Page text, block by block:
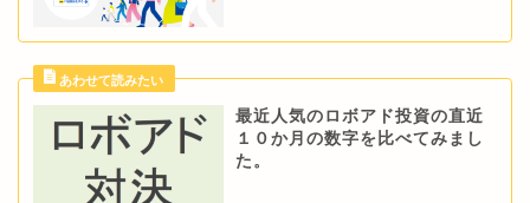
最近人気のロボアド投資の直近
１０か月の数字を比べてみまし
た。